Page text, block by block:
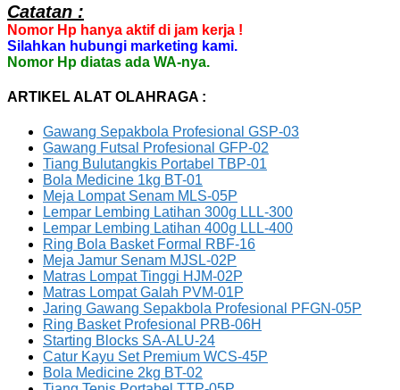
Catatan :
Nomor Hp hanya aktif di jam kerja !
Silahkan hubungi marketing kami.
Nomor Hp diatas ada WA-nya.
ARTIKEL ALAT OLAHRAGA :
Gawang Sepakbola Profesional GSP-03
Gawang Futsal Profesional GFP-02
Tiang Bulutangkis Portabel TBP-01
Bola Medicine 1kg BT-01
Meja Lompat Senam MLS-05P
Lempar Lembing Latihan 300g LLL-300
Lempar Lembing Latihan 400g LLL-400
Ring Bola Basket Formal RBF-16
Meja Jamur Senam MJSL-02P
Matras Lompat Tinggi HJM-02P
Matras Lompat Galah PVM-01P
Jaring Gawang Sepakbola Profesional PFGN-05P
Ring Basket Profesional PRB-06H
Starting Blocks SA-ALU-24
Catur Kayu Set Premium WCS-45P
Bola Medicine 2kg BT-02